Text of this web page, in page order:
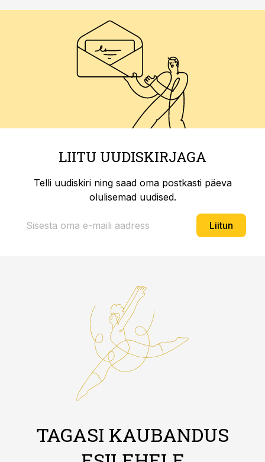
LIITU UUDISKIRJAGA
Telli uudiskiri ning saad oma postkasti päeva
olulisemad uudised.
Liitun
TAGASI KAUBANDUS